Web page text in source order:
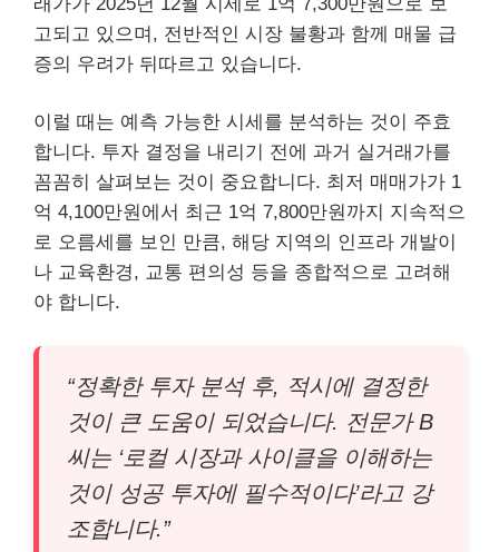
고되고 있으며, 전반적인 시장 불황과 함께 매물 급
증의 우려가 뒤따르고 있습니다.
이럴 때는 예측 가능한 시세를 분석하는 것이 주효
합니다. 투자 결정을 내리기 전에 과거 실거래가를
꼼꼼히 살펴보는 것이 중요합니다. 최저 매매가가 1
억 4,100만원에서 최근 1억 7,800만원까지 지속적으
로 오름세를 보인 만큼, 해당 지역의 인프라 개발이
나 교육환경, 교통 편의성 등을 종합적으로 고려해
야 합니다.
“정확한 투자 분석 후, 적시에 결정한
것이 큰 도움이 되었습니다. 전문가 B
씨는 ‘로컬 시장과 사이클을 이해하는
것이 성공 투자에 필수적이다’라고 강
조합니다.”